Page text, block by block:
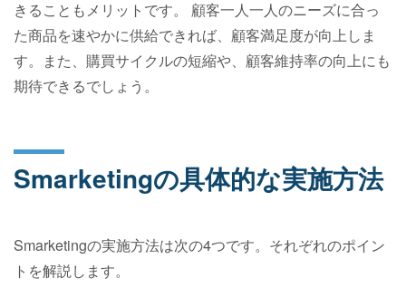
きることもメリットです。 顧客一人一人のニーズに合っ
た商品を速やかに供給できれば、顧客満足度が向上しま
す。また、購買サイクルの短縮や、顧客維持率の向上にも
期待できるでしょう。
Smarketingの具体的な実施方法
Smarketingの実施方法は次の4つです。それぞれのポイン
トを解説します。